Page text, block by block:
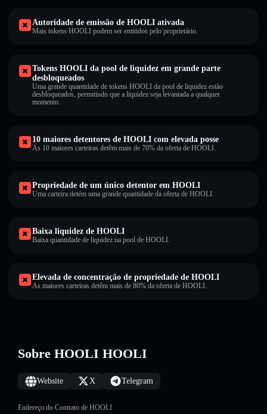
Autoridade de emissão de HOOLI ativada
Mais tokens HOOLI podem ser emitidos pelo proprietário.
Tokens HOOLI da pool de liquidez em grande parte
desbloqueados
Uma grande quantidade de tokens HOOLI da pool de liquidez estão
desbloqueados, permitindo que a liquidez seja levantada a qualquer
momento.
10 maiores detentores de HOOLI com elevada posse
As 10 maiores carteiras detêm mais de 70% da oferta de HOOLI.
Propriedade de um único detentor em HOOLI
Uma carteira detém uma grande quantidade da oferta de HOOLI.
Baixa liquidez de HOOLI
Baixa quantidade de liquidez na pool de HOOLI.
Elevada de concentração de propriedade de HOOLI
As maiores carteiras detêm mais de 80% da oferta de HOOLI.
Sobre HOOLI HOOLI
Website X Telegram
Endereço do Contrato de HOOLI